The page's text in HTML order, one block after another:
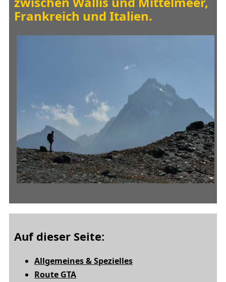
Frankreich und Italien.
Auf dieser Seite:
Allgemeines & Spezielles
Route GTA